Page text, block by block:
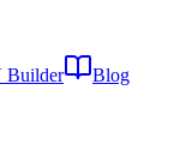
Builder Blog